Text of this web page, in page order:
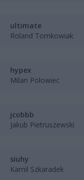
ultimate
Roland Tomkowiak
hypex
Milan Polowiec
jcobbb
Jakub Pietruszewski
siuhy
Kamil Szkaradek